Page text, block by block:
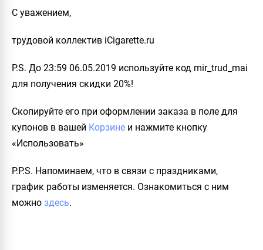
С уважением,
трудовой коллектив iCigarette.ru
P.S. До 23:59 06.05.2019 используйте код mir_trud_mai
для получения скидки 20%!
Скопируйте его при оформлении заказа в поле для
купонов в вашей Корзине и нажмите кнопку
«Использовать»
P.P.S. Напоминаем, что в связи с праздниками,
график работы изменяется. Ознакомиться с ним
можно здесь.